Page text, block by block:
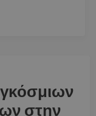
στην